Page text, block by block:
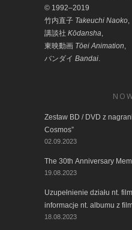
© 1992–2019
竹内直子 Takeuchi Naoko
講談社 Kōdansha
東映動画 Tōei Animation
バンダイ Bandai
Zestaw BD / DVD z
Cosmos”
02.09.2023
The 30th Anniversary
19.08.2023
Uzupełnienie działu nt.
informacje nt. albumu z
18.08.2023